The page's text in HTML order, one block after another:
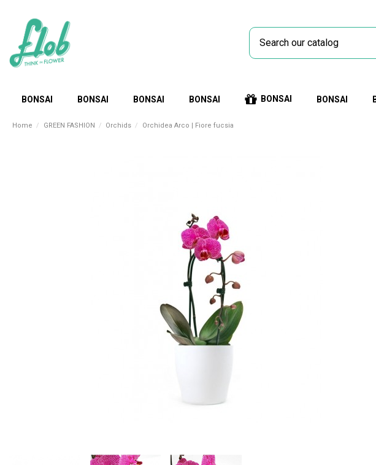
BONSAI BONSAI BONSAI BONSAI BONSAI BONSAI
Home GREEN FASHION Orchids Orchidea Arco | Fiore fucsia